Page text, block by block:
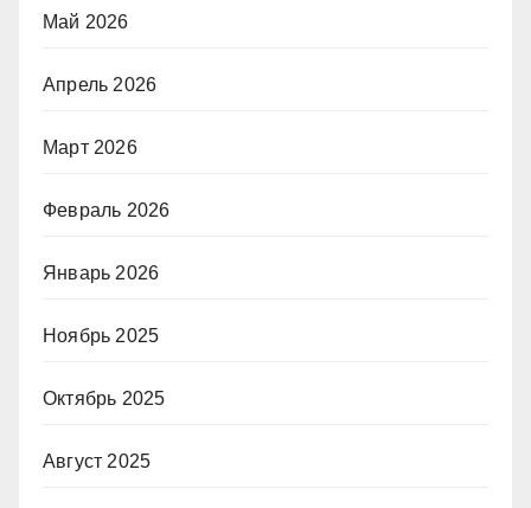
Май 2026
Апрель 2026
Март 2026
Февраль 2026
Январь 2026
Ноябрь 2025
Октябрь 2025
Август 2025